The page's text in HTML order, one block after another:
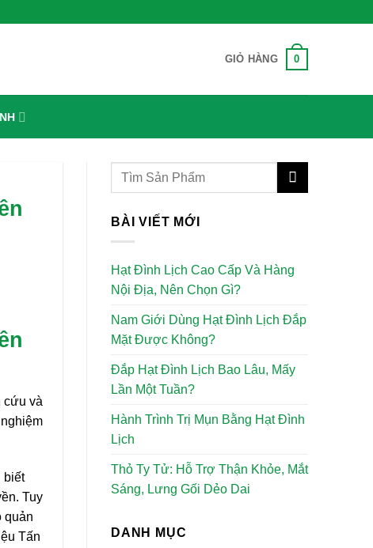
GIỎ HÀNG 0
cứu và
biết
Tuy
quản
Tấn
BÀI VIẾT MỚI
Hạt Đình Lịch Cao Cấp Và Hàng
Nội Địa, Nên Chọn Gì?
Nam Giới Dùng Hạt Đình Lịch Đắp
Mặt Được Không?
Đắp Hạt Đình Lịch Bao Lâu, Mấy
Lần Một Tuần?
Hành Trình Trị Mụn Bằng Hạt Đình
Lịch
Thỏ Ty Tử: Hỗ Trợ Thận Khỏe, Mắt
Sáng, Lưng Gối Dẻo Dai
DANH MỤC